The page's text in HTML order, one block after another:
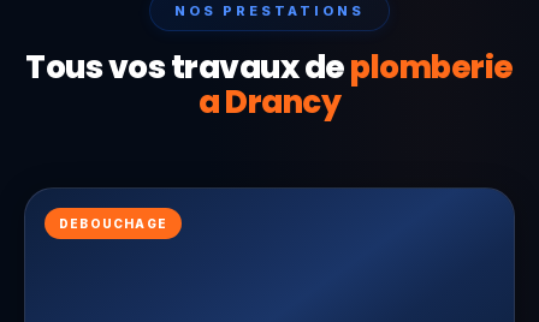
NOS PRESTATIONS
Tous vos travaux deplomberie
a Drancy
DEBOUCHAGE